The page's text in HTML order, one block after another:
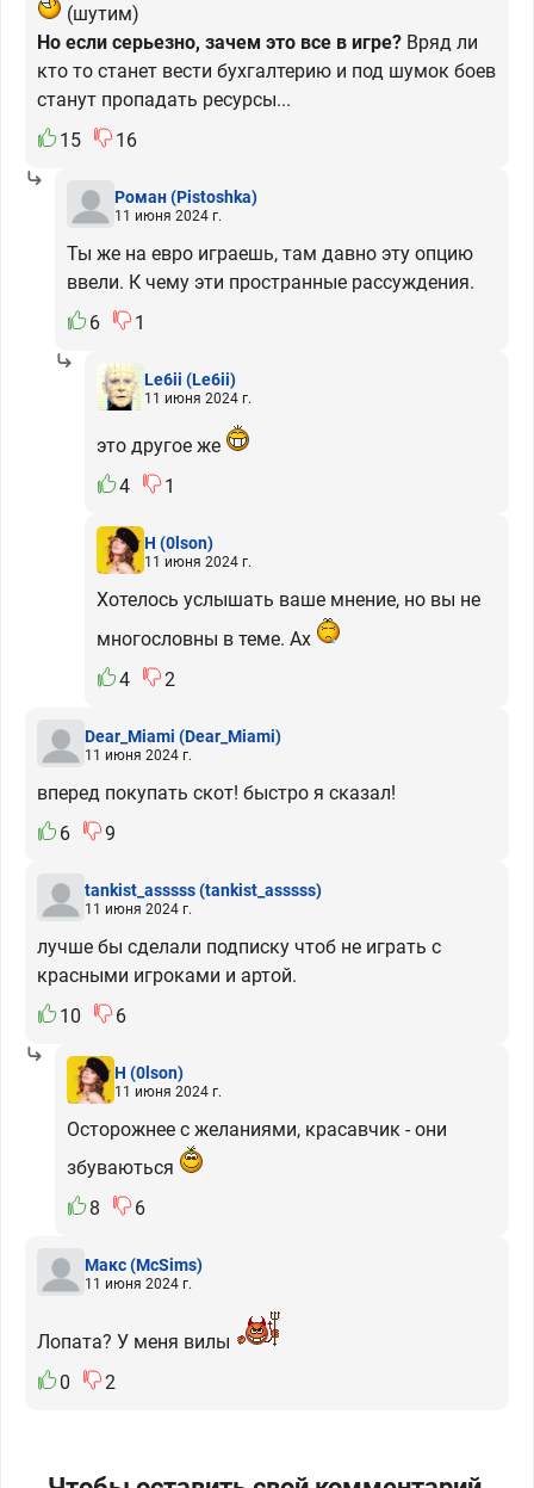
(шутим)
Но если серьезно, зачем это все в игре? Вряд ли
кто то станет вести бухгалтерию и под шумок боев
станут пропадать ресурсы...
15
16
Роман(Pistoshka)
11 июня 2024 г.
Ты же на евро играешь, там давно эту опцию
ввели. К чему эти пространные рассуждения.
6
1
Le6ii (Le6ii)
11 июня 2024 г.
это другое же
4
1
H (0lson)
11 июня 2024 г.
Хотелось услышать ваше мнение, но вы не
многословны в теме. Ах
4
2
Dear_Miami (Dear_Miami)
11 июня 2024 г.
вперед покупать скот! быстро я сказал!
6
9
tankist_asssss(tankist_asssss)
11 июня 2024 г.
лучше бы сделали подписку чтоб не играть с
красными игроками и артой.
10
6
H (0lson)
11 июня 2024 г.
Осторожнее с желаниями, красавчик - они
збуваються
8
6
Макс(McSims)
11 июня 2024 г.
Лопата? У меня вилы
0
2